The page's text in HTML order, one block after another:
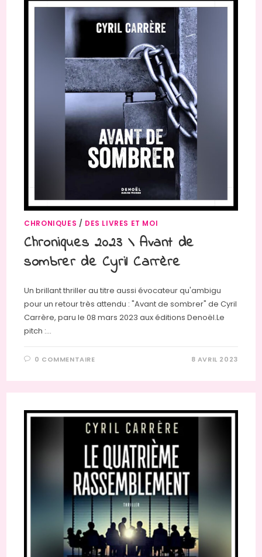
CHRONIQUES / DES LIVRES ET MOI
Chroniques 2023 \ Avant de
sombrer de Cyril Carrère
Un brillant thriller au titre aussi évocateur qu'ambigu
pour un retour très attendu : "Avant de sombrer" de Cyril
Carrère, paru le 08 mars 2023 aux éditions Denoël.Le
pitch :…
0 COMMENTAIRE 8 AVRIL 2023